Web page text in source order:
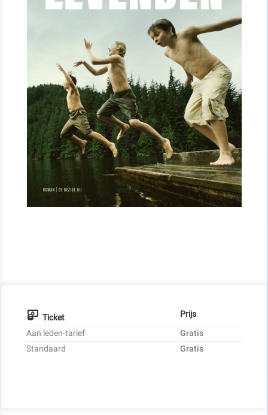
Ticket
Prijs
Aan leden-tarief
Gratis
Standaard
Gratis